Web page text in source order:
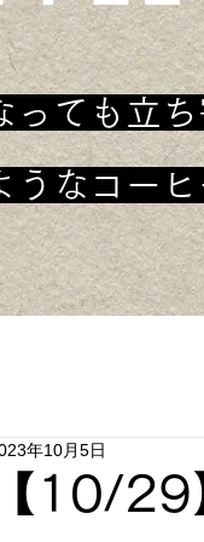
っても立ち
うなコーヒ
【10/29
年10月5日